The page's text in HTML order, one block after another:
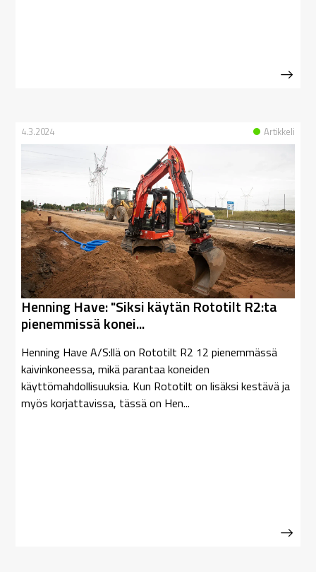
Artikkeli
4.3.2024
Henning Have: "Siksi käytän Rototilt R2:ta
pienemmissä konei...
Henning Have A/S:llä on Rototilt R2 12 pienemmässä
kaivinkoneessa, mikä parantaa koneiden
käyttömahdollisuuksia. Kun Rototilt on lisäksi kestävä ja
myös korjattavissa, tässä on Hen...